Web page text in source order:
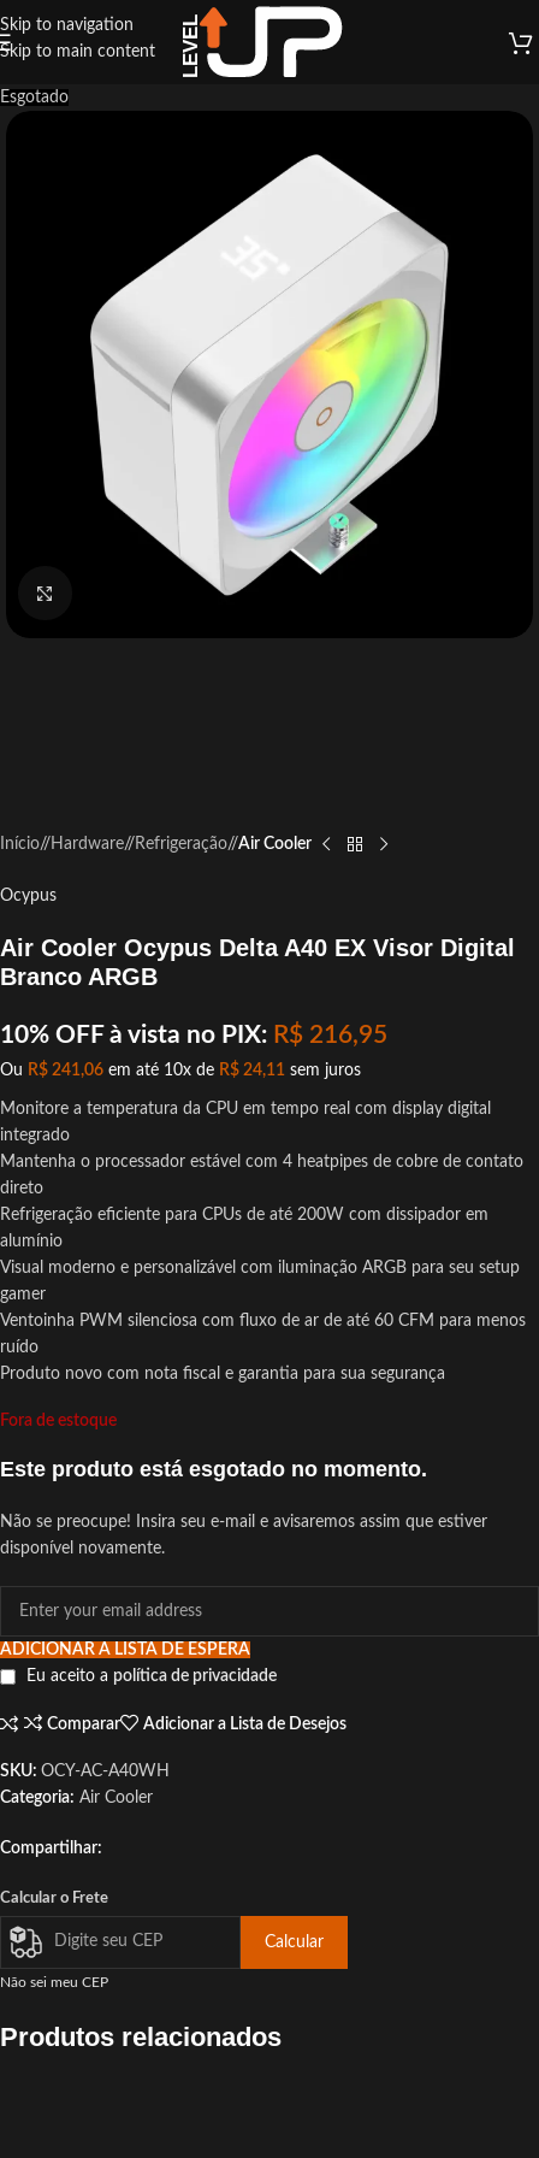
Skip to navigation
Skip to main content
Esgotado
Início/ Hardware/ Refrigeração/ Air Cooler
Ocypus
Air Cooler Ocypus Delta A40 EX Visor Digital
Branco ARGB
10% OFF à vista no PIX: R$ 216,95
Ou R$ 241,06 em até 10x de R$ 24,11 sem juros
Monitore a temperatura da CPU em tempo real com display digital
integrado
Mantenha o processador estável com 4 heatpipes de cobre de contato
direto
Refrigeração eficiente para CPUs de até 200W com dissipador em
alumínio
Visual moderno e personalizável com iluminação ARGB para seu setup
gamer
Ventoinha PWM silenciosa com fluxo de ar de até 60 CFM para menos
ruído
Produto novo com nota fiscal e garantia para sua segurança
Fora de estoque
Este produto está esgotado no momento.
Não se preocupe! Insira seu e-mail e avisaremos assim que estiver
disponível novamente.
ADICIONAR A LISTA DE ESPERA
Eu aceito a política de privacidade
Comparar Adicionar a Lista de Desejos
SKU: OCY-AC-A40WH
Categoria: Air Cooler
Compartilhar:
Calcular o Frete
Calcular
Não sei meu CEP
Produtos relacionados